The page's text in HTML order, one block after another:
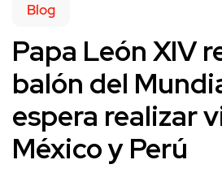
Blog
Papa León XIV
balón del
espera realizar
México y Perú